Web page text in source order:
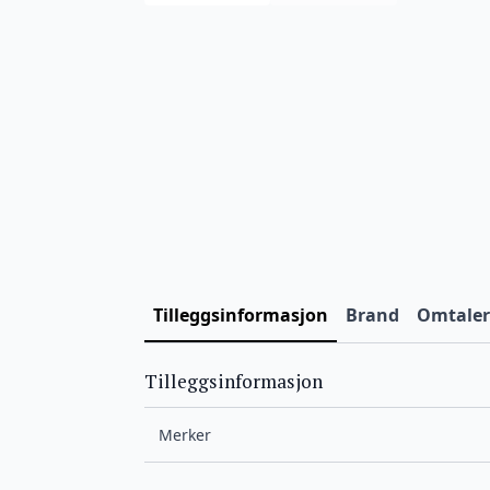
Tilleggsinformasjon Brand
Tilleggsinformasjon
Merker